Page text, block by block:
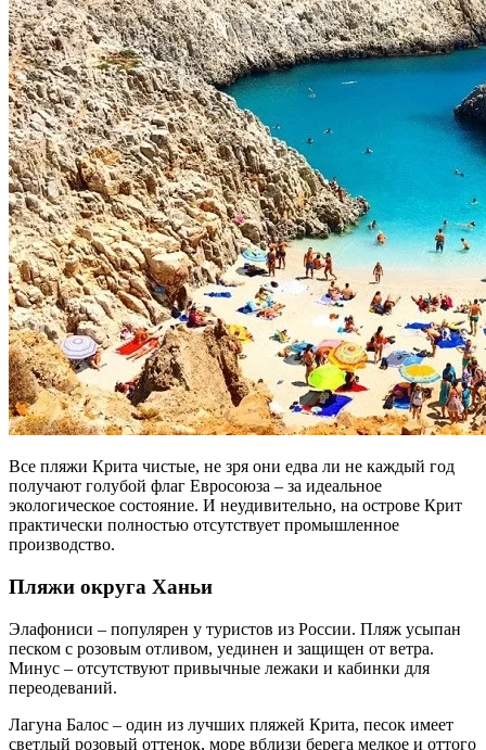
Все пляжи Крита чистые, не зря они едва ли не каждый год
получают голубой флаг Евросоюза – за идеальное
экологическое состояние. И неудивительно, на острове Крит
практически полностью отсутствует промышленное
производство.
Пляжи округа Ханьи
Элафониси – популярен у туристов из России. Пляж усыпан
песком с розовым отливом, уединен и защищен от ветра.
Минус – отсутствуют привычные лежаки и кабинки для
переодеваний.
Лагуна Балос – один из лучших пляжей Крита, песок имеет
светлый розовый оттенок, море вблизи берега мелкое и оттого